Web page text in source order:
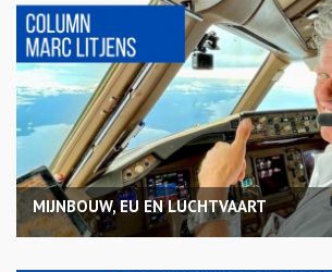
MIJNBOUW, EU EN LUCHTVAART